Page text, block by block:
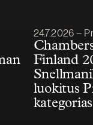
Julkaistu
24.7.2026 –
Finland
luokitus